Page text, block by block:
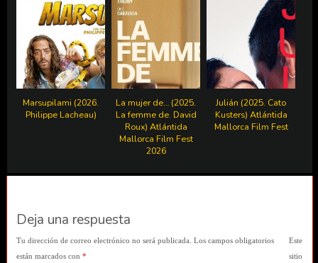
Marsupilami (2026.
Philippe Lacheau)
La mujer de… (2025.
La femme de. David
Roux) Atlántida
Mallorca Film Fest
2026
Julián (2025. Cato
Kusters) Atlántida
Mallorca Film Fest
Deja una respuesta
Tu dirección de correo electrónico no será publicada. Los campos obligatorios
están marcados con *
Este
sitio